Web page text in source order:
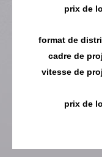
prix de
format de
cadre de
vitesse de
prix de